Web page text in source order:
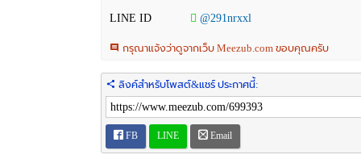
Line ID : @291nrxxl
LINE ID @291nrxxl
กรุณาแจ้งว่าดูจากเว็บ Meezub.com ขอบคุณครับ
ลิงค์สำหรับโพสต์&แชร์ ประกาศนี้:
FB LINE Email